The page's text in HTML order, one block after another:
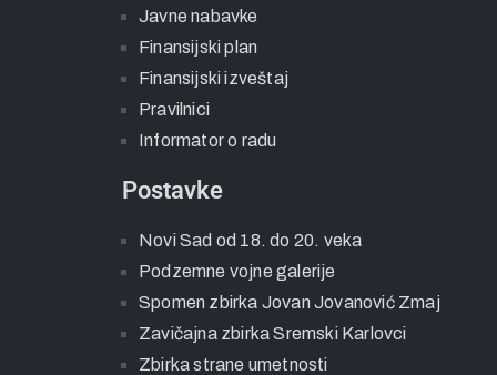
Javne nabavke
Finansijski plan
Finansijski izveštaj
Pravilnici
Informator o radu
Postavke
Novi Sad od 18. do 20. veka
Podzemne vojne galerije
Spomen zbirka Jovan Jovanović Zmaj
Zavičajna zbirka Sremski Karlovci
Zbirka strane umetnosti